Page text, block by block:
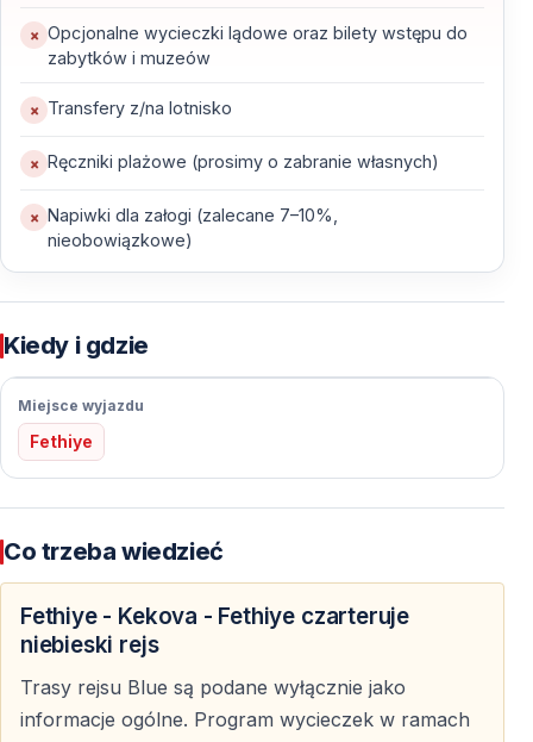
przez wieki rozwijały się dawne cywilizacje. W
spokojnych zatokach można spotkać żółwie morskie
sunące przez czyste wody Morza Śródziemnego —
kolejny znak bogactwa przyrody, jaką chroni Turcja.
W ostatnich dniach jacht powoli sunie przez ciche
zatoki otoczone lasami piniowymi i krystaliczną wodą.
Każdy przystanek zaprasza na ostatnią kąpiel i ostatnie
chwile pod ciepłym, tureckim słońcem.
Powrót do Fethiye kończy podróż, lecz w pamięci
krajobrazy i ciepło południowego wybrzeża Turcji,
które towarzyszy jeszcze długo po powrocie.
Opcjonalne wycieczki lądowe oraz bilety wstępu do
zabytków i muzeów
Transfery z/na lotnisko
Ręczniki plażowe (prosimy o zabranie własnych)
Napiwki dla załogi (zalecane 7–10%,
nieobowiązkowe)
Kiedy i gdzie
Miejsce wyjazdu
Fethiye
Co trzeba wiedzieć
Fethiye - Kekova - Fethiye czarteruje
niebieski rejs
Trasy rejsu Blue są podane wyłącznie jako
informacje ogólne. Program wycieczek w ramach